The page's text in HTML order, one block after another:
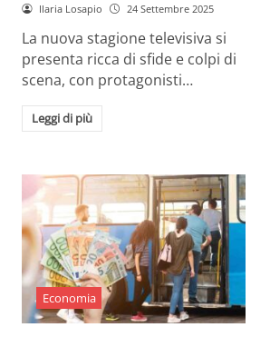
Ilaria Losapio 24 Settembre 2025
La nuova stagione televisiva si
presenta ricca di sfide e colpi di
scena, con protagonisti…
Leggi di più
Economia